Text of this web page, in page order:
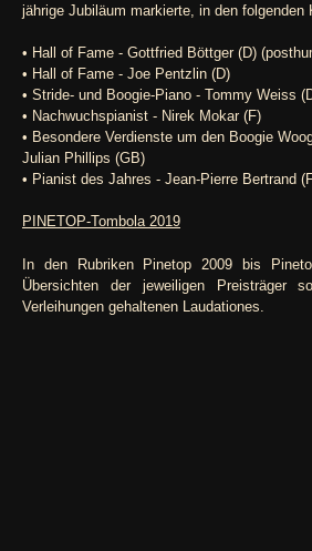
jährige Jubiläum markierte, in den folgenden
• Hall of Fame - Gottfried Böttger (D)
• Hall of Fame - Joe Pentzlin (D)
• Stride- und Boogie-Piano - Tommy Weiss
• Nachwuchspianist - Nirek Mokar (F)
• Besondere Verdienste um den Boogie
Julian Phillips (GB)
• Pianist des Jahres - Jean-Pierre Bertrand
PINETOP-Tombola 2019
In den Rubriken Pinetop 2009 bis
Übersichten der jeweiligen Preisträger
Verleihungen gehaltenen Laudationes.